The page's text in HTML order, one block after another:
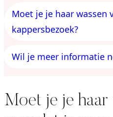
Moet je je haar wassen
kappersbezoek?
Wil je meer informatie
Moet je je haar